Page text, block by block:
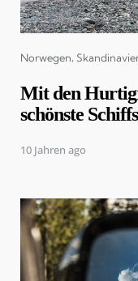
Categories
Norwegen
Mit den
schönste
10 Jahren ago